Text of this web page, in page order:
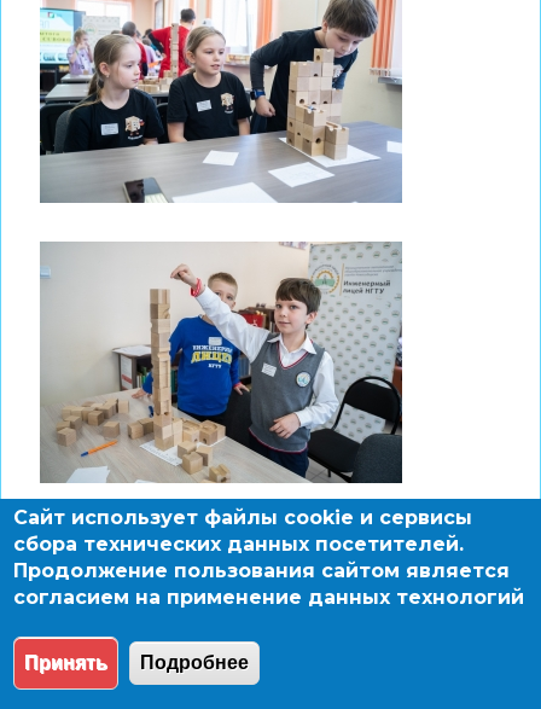
Сайт использует файлы cookie и сервисы
сбора технических данных посетителей.
Продолжение пользования сайтом является
согласием на применение данных технологий
Принять Подробнее